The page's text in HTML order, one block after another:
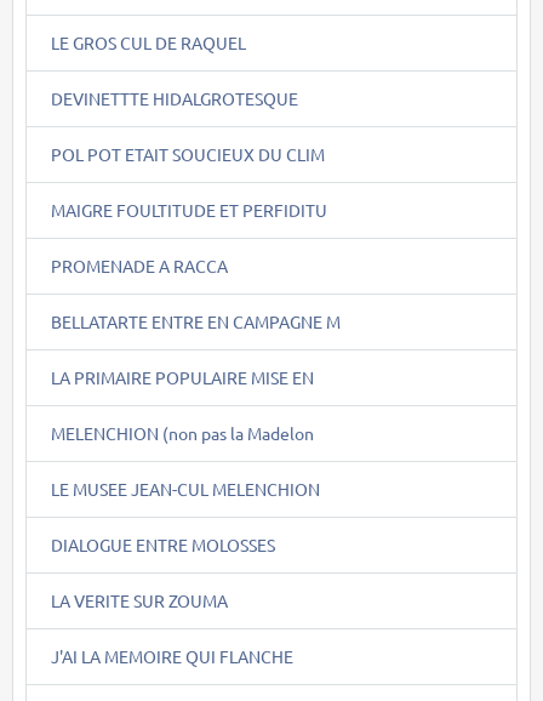
LE GROS CUL DE RAQUEL
DEVINETTTE HIDALGROTESQUE
POL POT ETAIT SOUCIEUX DU CLIM
MAIGRE FOULTITUDE ET PERFIDITU
PROMENADE A RACCA
BELLATARTE ENTRE EN CAMPAGNE M
LA PRIMAIRE POPULAIRE MISE EN
MELENCHION (non pas la Madelon
LE MUSEE JEAN-CUL MELENCHION
DIALOGUE ENTRE MOLOSSES
LA VERITE SUR ZOUMA
J'AI LA MEMOIRE QUI FLANCHE